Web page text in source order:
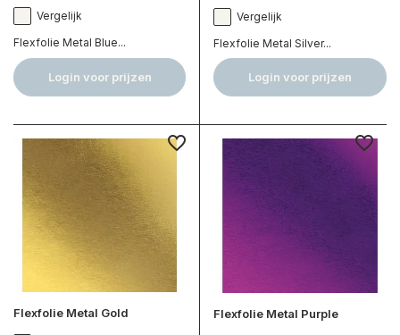
Vergelijk
Flexfolie Metal Blue...
Login voor prijzen
Vergelijk
Flexfolie Metal Silver...
Login voor prijzen
Flexfolie Metal Gold Flexfolie Metal Purple